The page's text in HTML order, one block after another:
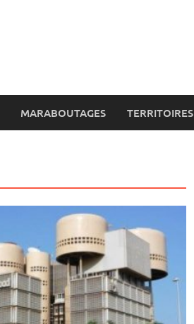
MARABOUTAGES TERRITOIRES